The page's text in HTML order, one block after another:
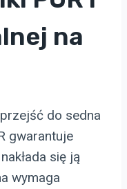
na
do sedna
gwarantuje
się ją
wymaga